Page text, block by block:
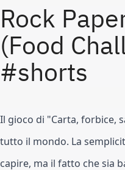
Rock
(Food
#shorts
Il gioco di "Carta, forbice,
tutto il mondo. La
capire, ma il fatto che sia